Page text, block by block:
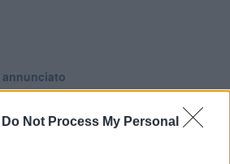
Do Not Process My Personal